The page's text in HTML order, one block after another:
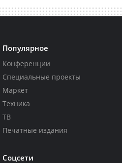
Популярное
Конференции
Специальные проекты
Маркет
Техника
ТВ
Печатные издания
Соцсети